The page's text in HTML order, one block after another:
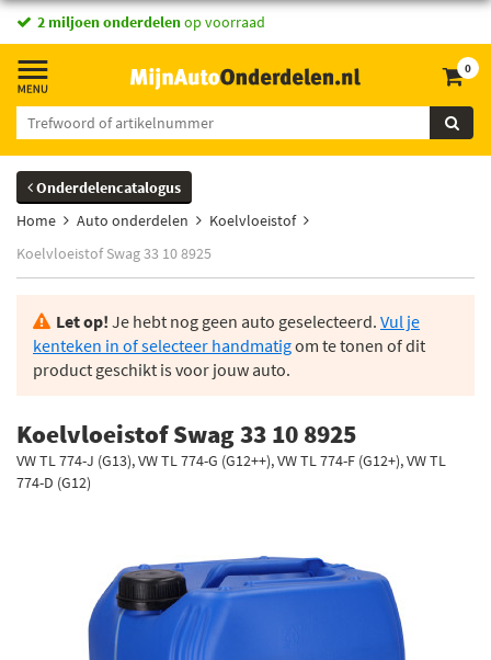
2 miljoen onderdelenop voorraad
0
Onderdelencatalogus
Home
Auto onderdelen
Koelvloeistof
Koelvloeistof Swag 33 10 8925
Let op! Je hebt nog geen auto geselecteerd. Vul je
kenteken in of selecteer handmatigom te tonen of dit
product geschikt is voor jouw auto.
Koelvloeistof Swag 33 10 8925
VW TL 774-J (G13), VW TL 774-G (G12++), VW TL 774-F (G12+), VW TL
774-D (G12)